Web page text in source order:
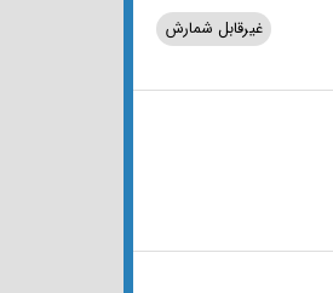
غیرقابل شمارش